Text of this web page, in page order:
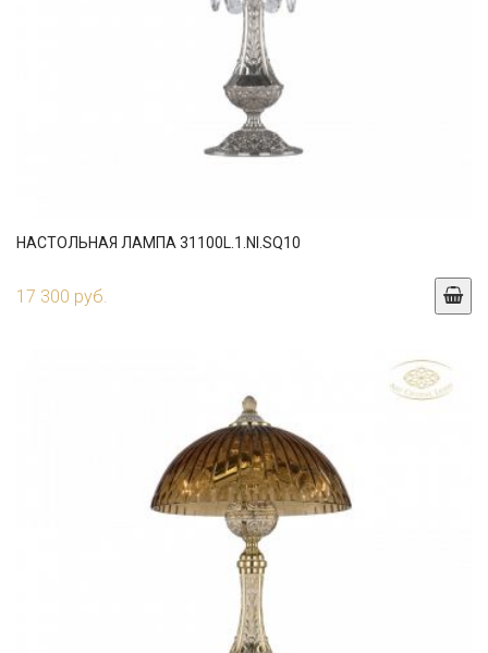
НАСТОЛЬНАЯ ЛАМПА 31100L.1.NI.SQ10
17 300 руб.